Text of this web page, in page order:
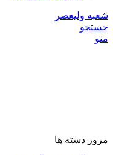
شعبه ولیعصر
جستجو
منو
مرور دسته ها